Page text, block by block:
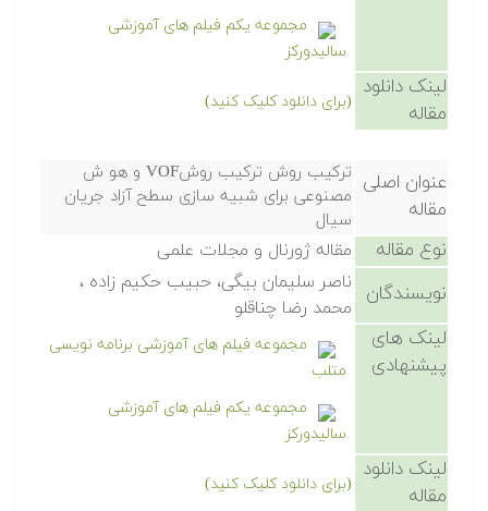
مجموعه یکم فیلم های آموزشی
سالیدورکز
لینک دانلود
مقاله
(برای دانلود کلیک کنید)
عنوان اصلی
مقاله
تركیب روش تركیب روشVOF و هو ش
مصنوعی برای شبیه سازی سطح آزاد جریان
سیال
نوع مقاله مقاله ژورنال و مجلات علمی
نویسندگان
ناصر سلیمان بیگی، حبیب حكیم زاده ،
محمد رضا چناقلو
لینک های
پیشنهادی
مجموعه فیلم های آموزشی برنامه نویسی
متلب
مجموعه یکم فیلم های آموزشی
سالیدورکز
لینک دانلود
مقاله
(برای دانلود کلیک کنید)